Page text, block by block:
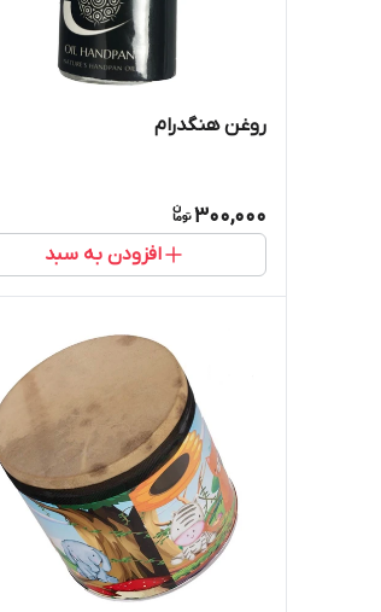
روغن هنگدرام
300,000
افزودن به سبد